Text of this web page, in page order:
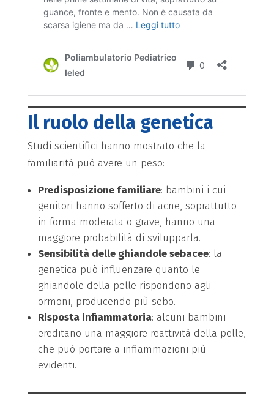
Il ruolo della genetica
Studi scientifici hanno mostrato che la
familiarità può avere un peso:
Predisposizione familiare: bambini i cui
genitori hanno sofferto di acne, soprattutto
in forma moderata o grave, hanno una
maggiore probabilità di svilupparla.
Sensibilità delle ghiandole sebacee: la
genetica può influenzare quanto le
ghiandole della pelle rispondono agli
ormoni, producendo più sebo.
Risposta infiammatoria: alcuni bambini
ereditano una maggiore reattività della pelle,
che può portare a infiammazioni più
evidenti.